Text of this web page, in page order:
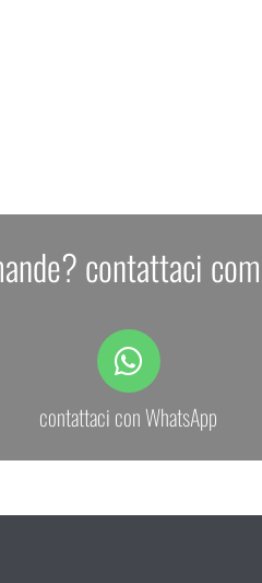
contattaci
contattaci con WhatsApp